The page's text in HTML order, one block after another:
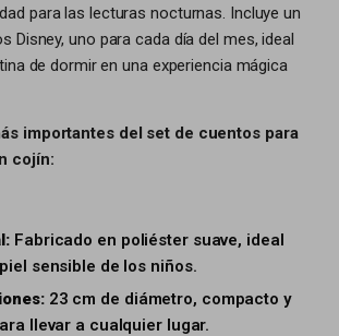
para las lecturas nocturnas. Incluye un
Disney, uno para cada día del mes, ideal
de dormir en una experiencia mágica
importantes del set de cuentos para
cojín:
Fabricado en poliéster suave, ideal
sensible de los niños.
23 cm de diámetro, compacto y
llevar a cualquier lugar.